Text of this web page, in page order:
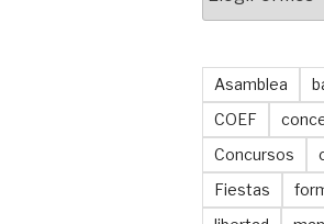
Asamblea
COEF
Concursos
Fiestas